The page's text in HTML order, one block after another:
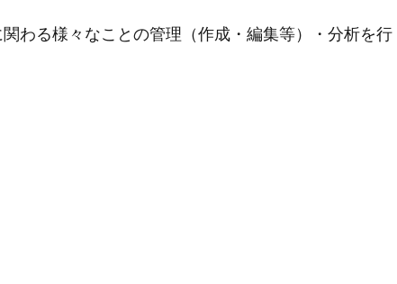
わる様々なことの管理（作成・編集等）・分析を行